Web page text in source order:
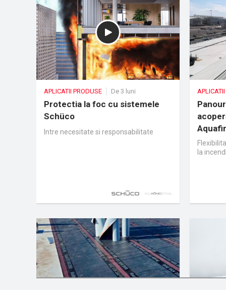
APLICATII PRODUSE De 3 luni
Protectia la foc cu sistemele
Schüco
Intre necesitate si responsabilitate
la